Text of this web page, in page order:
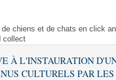
chiens et de chats en click
collect
À L'INSTAURATION
CULTURELS PAR LES